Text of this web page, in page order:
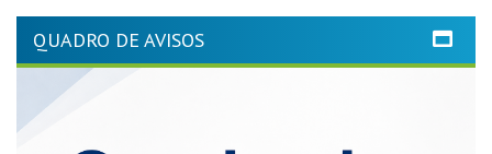
QUADRO DE AVISOS